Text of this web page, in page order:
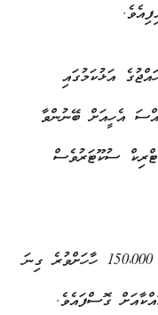
އަޅުކަމުގައި
އެހީއަށް ބޭނުންވާ
އެއްހާ އިލެކްޓްރިކް ސުކޫޓަރުވެސް
ހައްޖުގެ އަޅުކަން އަދާ ކުރުމަށް މިހާރުވެސް 150،000 ހާހަށްވުރެ ގިނަ
ގޮސްފައެވެ.